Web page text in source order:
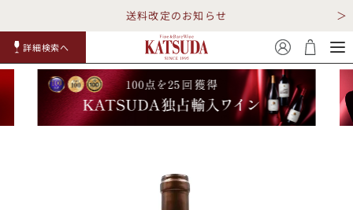
送料改定のお知らせ
詳細検索へ
白ワイ
ン ング ン
RP100
点